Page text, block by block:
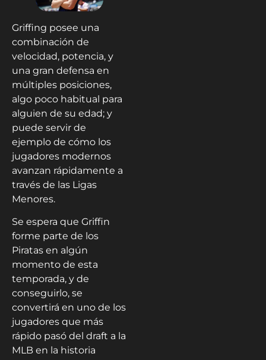
Griffing posee una
combinación de
velocidad, potencia, y
una gran defensa en
múltiples posiciones,
algo poco habitual para
alguien de su edad; y
puede servir de
ejemplo de cómo los
jugadores modernos
avanzan rápidamente a
través de las Ligas
Menores.
Se espera que Griffin
forme parte de los
Piratas en algún
momento de esta
temporada, y de
conseguirlo, se
convertirá en uno de los
jugadores que más
rápido pasó del draft a la
MLB en la historia